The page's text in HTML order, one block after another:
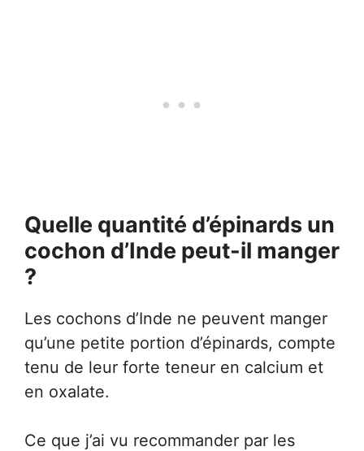
Quelle quantité d’épinards un
cochon d’Inde peut-il manger
?
Les cochons d’Inde ne peuvent manger
qu’une petite portion d’épinards, compte
tenu de leur forte teneur en calcium et
en oxalate.
Ce que j’ai vu recommander par les